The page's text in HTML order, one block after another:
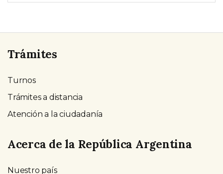
Trámites
Turnos
Trámites a distancia
Atención a la ciudadanía
Acerca de la República Argentina
Nuestro país